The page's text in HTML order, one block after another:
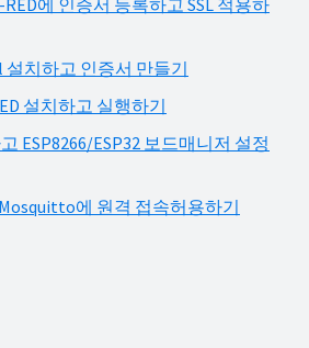
에 인증서 등록하고 SSL 적용하
설치하고 인증서 만들기
설치하고 실행하기
ESP8266/ESP32 보드매니저 설정
에 원격 접속허용하기